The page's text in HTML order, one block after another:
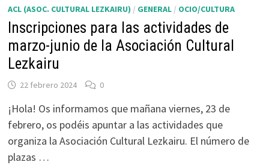
ACL (ASOC. CULTURAL LEZKAIRU) / GENERAL/ OCIO/CULTURA
Inscripciones para las actividades de
marzo-junio de la Asociación Cultural
Lezkairu
22 febrero 2024 0
¡Hola! Os informamos que mañana viernes, 23 de
febrero, os podéis apuntar a las actividades que
organiza la Asociación Cultural Lezkairu. El número de
plazas …